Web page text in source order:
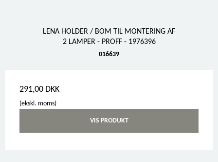
LENA HOLDER / BOM TIL MONTERING AF
2 LAMPER - PROFF - 1976396
016639
291,00 DKK
(ekskl. moms)
VIS PRODUKT